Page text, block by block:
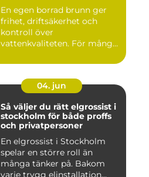
En egen borrad brunn ger
frihet, driftsäkerhet och
kontroll över
vattenkvaliteten. För många
04. jun
Så väljer du rätt elgrossist i
stockholm för både proffs
och privatpersoner
En elgrossist i Stockholm
spelar en större roll än
många tänker på. Bakom
varje trygg elinstallation...